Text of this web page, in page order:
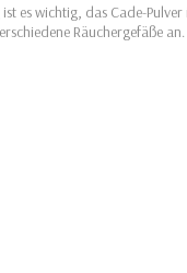
es wichtig, das Cade-
Räuchergefäße an.